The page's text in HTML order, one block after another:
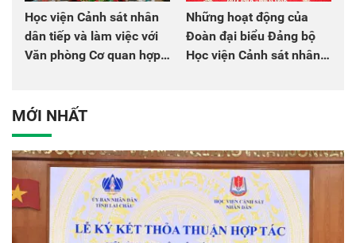
Học viện Cảnh sát nhân
dân tiếp và làm việc với
Văn phòng Cơ quan hợp
Những hoạt động của
Đoàn đại biểu Đảng bộ
Học viện Cảnh sát nhân
MỚI NHẤT